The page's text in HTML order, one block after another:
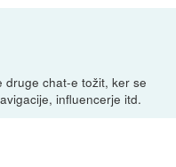
druge chat-e tožit, ker se
influencerje itd.